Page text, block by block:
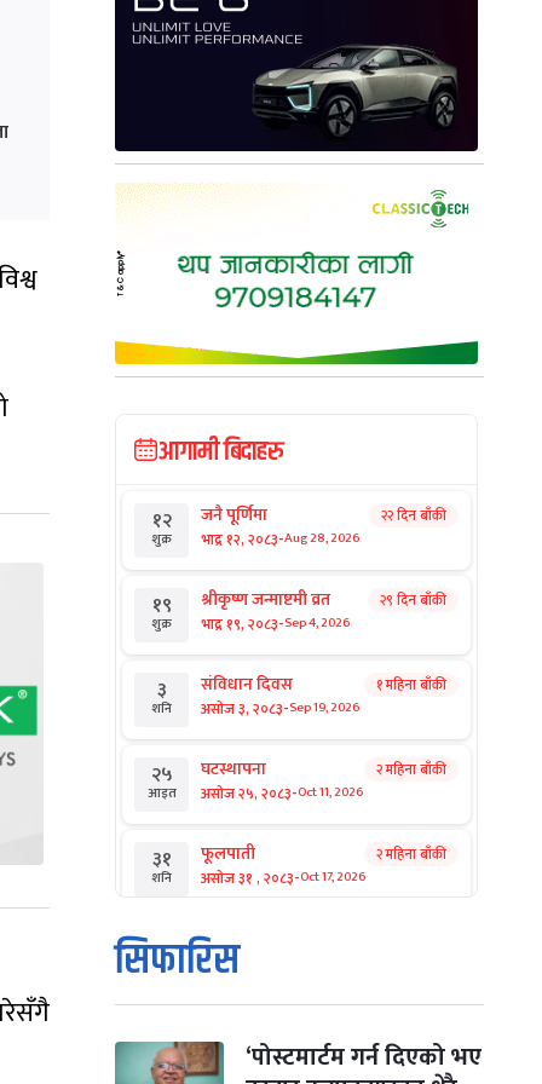
आगामी बिदाहरु
१२
शुक्र
जनै पूर्णिमा
भाद्र १२, २०८३-Aug 28, 2026
२२ दिन बाँकी
१९
शुक्र
श्रीकृष्ण जन्माष्टमी व्रत
भाद्र १९, २०८३-Sep 4, 2026
२९ दिन बाँकी
३
शनि
संविधान दिवस
असोज ३, २०८३-Sep 19, 2026
१ महिना बाँकी
२५
आइत
घटस्थापना
असोज २५, २०८३-Oct 11, 2026
२ महिना बाँकी
३१
शनि
फूलपाती
असोज ३१ , २०८३-Oct 17, 2026
२ महिना बाँकी
१
आइत
कार्तिक सङ्क्रान्ति
कार्तिक १, २०८३
मंगल कार्तिक ३, २०८३-Oct 20, 2026
सिफारिस
‘पोस्टमार्टम गर्न दिएको भए